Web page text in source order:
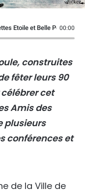
Etoile et Belle Poule
00:00
construites
fêter leurs 90
cet
Amis des
plusieurs
conférences et